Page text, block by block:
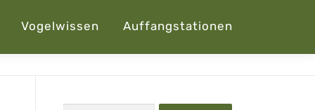
Vogelwissen Auffangstationen